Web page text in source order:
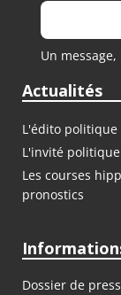
Un
Actualités
L'édito politique
L'invité politique
Les courses
pronostics
Dossier de